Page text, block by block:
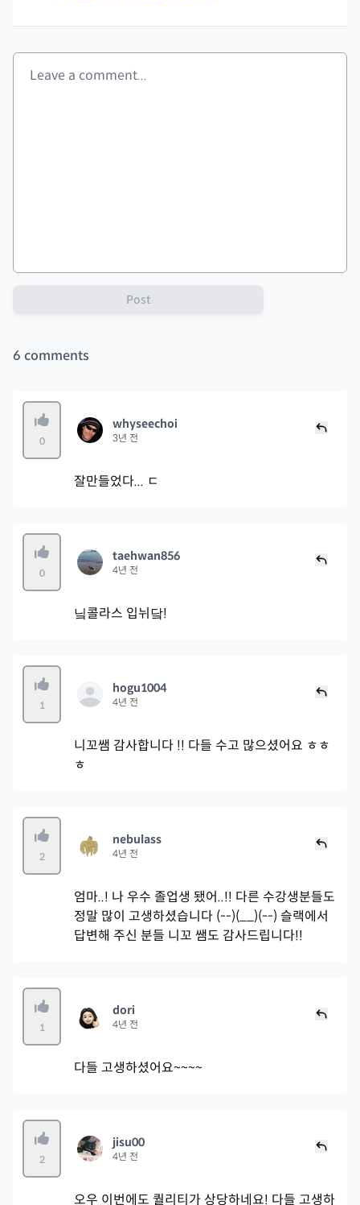
Post
6 comments
0
whyseechoi
3년 전
잘만들었다... ㄷ
0
taehwan856
4년 전
닠콜라스 입뉘닼!
1
hogu1004
4년 전
니꼬쌤 감사합니다 !! 다들 수고 많으셨어요 ㅎㅎ
ㅎ
2
nebulass
4년 전
엄마..! 나 우수 졸업생 됐어..!! 다른 수강생분들도
정말 많이 고생하셨습니다 (--)(__)(--) 슬랙에서
답변해 주신 분들 니꼬 쌤도 감사드립니다!!
1
dori
4년 전
다들 고생하셨어요~~~~
2
jisu00
4년 전
오우 이번에도 퀄리티가 상당하네요! 다들 고생하